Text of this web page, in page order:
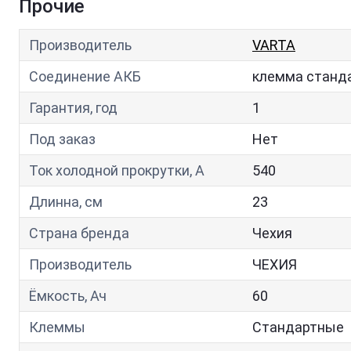
Прочие
Производитель
VARTA
Соединение АКБ
клемма
Гарантия, год
1
Под заказ
Нет
Ток холодной прокрутки, A
540
Длинна, см
23
Страна бренда
Чехия
Производитель
ЧЕХИЯ
Ёмкость, Ач
60
Клеммы
Стандартные